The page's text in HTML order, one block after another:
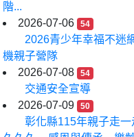
階...
2026-07-06
54
2026青少年幸福不迷
機親子營隊
2026-07-08
54
交通安全宣導
2026-07-09
50
彰化縣115年親子走一